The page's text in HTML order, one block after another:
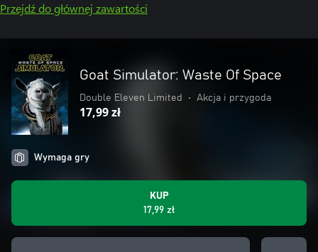
Przejdź do głównej zawartości
Goat Simulator: Waste Of Space
Double Eleven Limited • Akcja i przygoda
17,99 zł
Wymaga gry
KUP
17,99 zł